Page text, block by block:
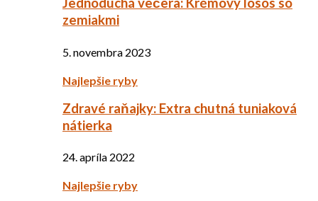
zemiakmi
5. novembra 2023
Najlepšie ryby
Zdravé raňajky: Extra chutná tuniaková
nátierka
24. apríla 2022
Najlepšie ryby